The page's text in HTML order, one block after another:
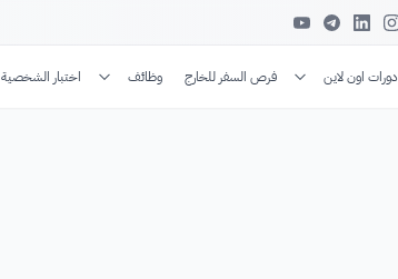
دورات اون لاين فرص السفر للخارج وظائف اختبار الشخصية